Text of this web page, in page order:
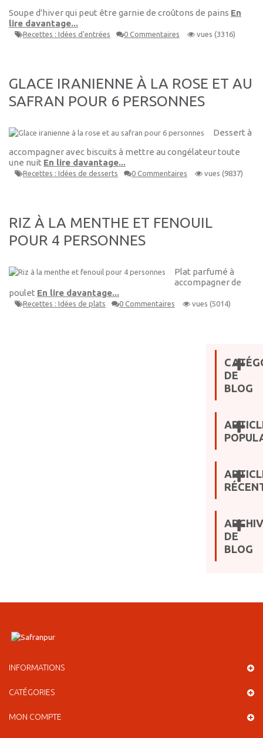
Soupe d'hiver qui peut être garnie de croûtons de pains En
lire davantage...
Recettes : Idées d'entrées 0 Commentaires vues (3316)
GLACE IRANIENNE À LA ROSE ET AU
SAFRAN POUR 6 PERSONNES
Dessert à
accompagner avec biscuits à mettre au congélateur toute
une nuit En lire davantage...
Recettes : Idées de desserts 0 Commentaires vues (9837)
RIZ À LA MENTHE ET FENOUIL
POUR 4 PERSONNES
Plat parfumé à
accompagner de
poulet En lire davantage...
Recettes : Idées de plats 0 Commentaires vues (5014)
DE
BLOG
DE
BLOG
INFORMATIONS
CATÉGORIES
MON COMPTE